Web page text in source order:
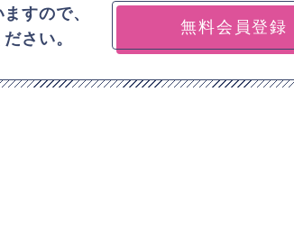
すので、
さい。
無料会員登録